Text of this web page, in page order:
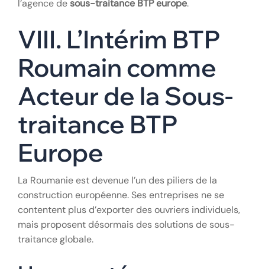
Même pour des missions d’intérim, les entreprises
gagnent à proposer des formations courtes sur les
outils spécifiques ou les nouveaux matériaux. Cela
valorise le travailleur et assure une qualité
d’exécution optimale, renforçant le lien avec
l’agence desous-traitance BTP europe.
VIII. L’Intérim BTP
Roumain comme
Acteur de la Sous-
traitance BTP
Europe